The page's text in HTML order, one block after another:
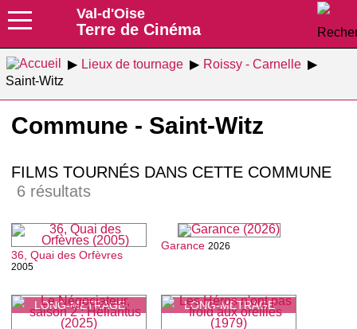
Val-d'Oise
Terre de Cinéma
Lieux de tournage
Roissy - Carnelle
Saint-Witz
Commune - Saint-Witz
FILMS TOURNÉS DANS CETTE COMMUNE
6 résultats
LONG-MÉTRAGE
36, Quai des Orfèvres
2005
LONG-MÉTRAGE
Garance 2026